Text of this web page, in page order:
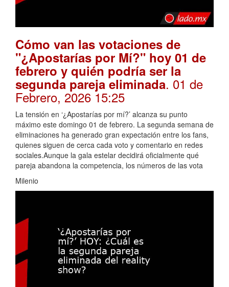
Cómo van las votaciones de
"¿Apostarías por Mí?" hoy 01 de
febrero y quién podría ser la
segunda pareja eliminada. 01 de
Febrero, 2026 15:25
La tensión en ‘¿Apostarías por mí?’ alcanza su punto
máximo este domingo 01 de febrero. La segunda semana de
eliminaciones ha generado gran expectación entre los fans,
quienes siguen de cerca cada voto y comentario en redes
sociales.Aunque la gala estelar decidirá oficialmente qué
pareja abandona la competencia, los números de las vota
Milenio